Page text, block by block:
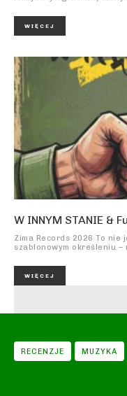
WIĘCEJ
W INNYM STANIE &
Zima Records 2026 To nie jest płyta, którą łatwo zamkniemy w
szablonowym określeniu –
WIĘCEJ
RECENZJE MUZYKA